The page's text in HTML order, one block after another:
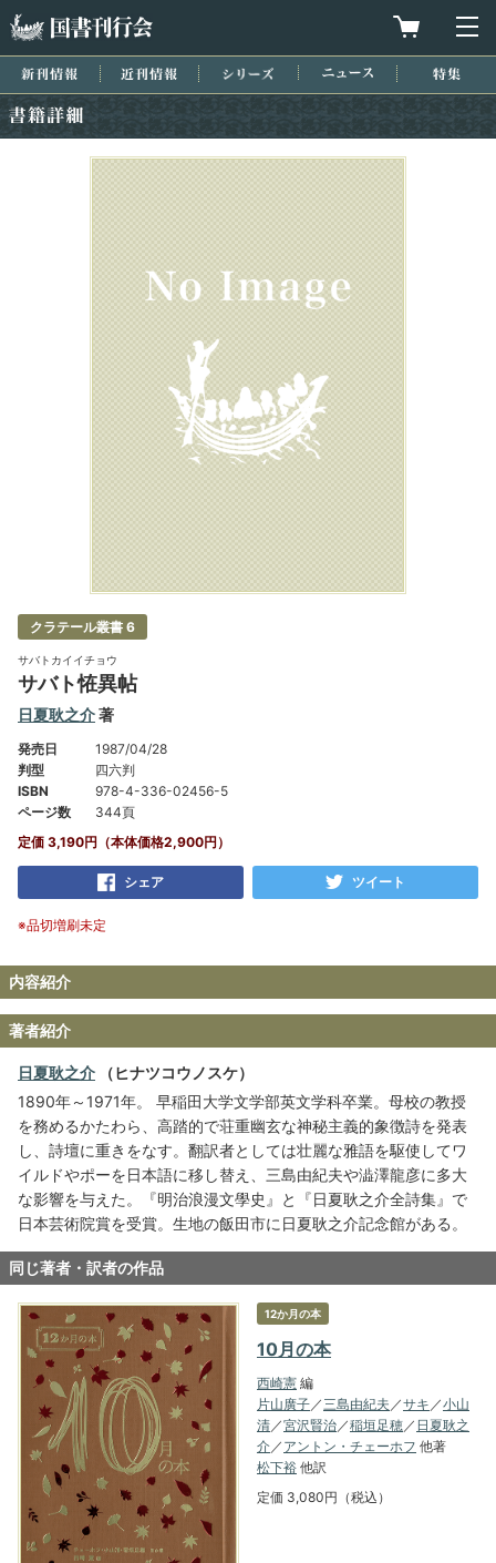
買物カゴを
新刊情報 近刊情報 シリーズ ニュース
クラテール叢書 6
サバトカイイチョウ
サバト恠異帖
日夏耿之介著
発売日
1987/04/28
判型
四六判
ISBN
978-4-336-02456-5
ページ数
344頁
定価 3,190円（本体価格2,900円）
シェア ツイート
※品切増刷未定
内容紹介
著者紹介
日夏耿之介 （ヒナツコウノスケ）
1890年～1971年。 早稲田大学文学部英文学科卒業。母校の教授
を務めるかたわら、高踏的で荘重幽玄な神秘主義的象徴詩を発表
し、詩壇に重きをなす。翻訳者としては壮麗な雅語を駆使してワ
イルドやポーを日本語に移し替え、三島由紀夫や澁澤龍彦に多大
な影響を与えた。『明治浪漫文學史』と『日夏耿之介全詩集』で
日本芸術院賞を受賞。生地の飯田市に日夏耿之介記念館がある。
同じ著者・訳者の作品
12か月の本
10月の本
西崎憲 編
片山廣子 ／ 三島由紀夫 ／サキ ／小山
清 ／宮沢賢治 ／稲垣足穂 ／ 日夏耿之
介 ／ アントン・チェーホフ 他著
松下裕 他訳
定価 3,080円（税込）